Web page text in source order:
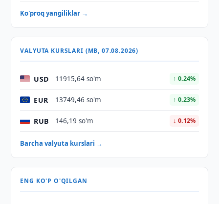
Ko'proq yangiliklar →
VALYUTA KURSLARI (MB, 07.08.2026)
USD 11915,64 so'm ↑ 0.24%
EUR 13749,46 so'm ↑ 0.23%
RUB 146,19 so'm ↓ 0.12%
Barcha valyuta kurslari →
ENG KO'P O'QILGAN